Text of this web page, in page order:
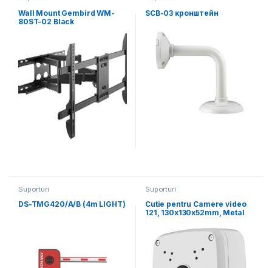
Wall Mount Gembird WM-
80ST-02 Black
SCB-03 кронштейн
Suporturi
DS-TMG420/A/B (4m LIGHT)
Suporturi
Cutie pentru Camere video
121, 130x130x52mm, Metal